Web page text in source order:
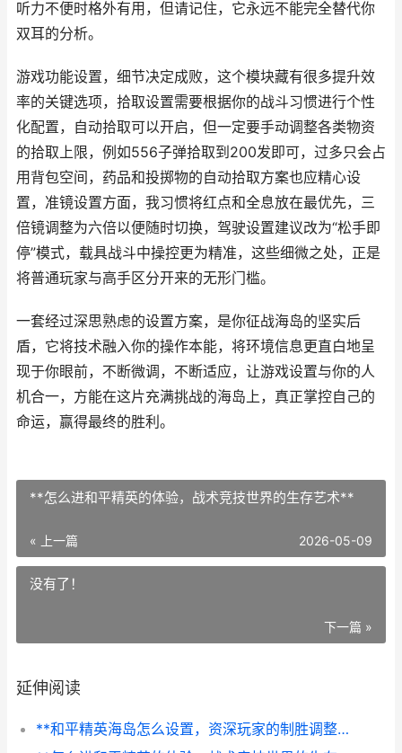
听力不便时格外有用，但请记住，它永远不能完全替代你
双耳的分析。
游戏功能设置，细节决定成败，这个模块藏有很多提升效
率的关键选项，拾取设置需要根据你的战斗习惯进行个性
化配置，自动拾取可以开启，但一定要手动调整各类物资
的拾取上限，例如556子弹拾取到200发即可，过多只会占
用背包空间，药品和投掷物的自动拾取方案也应精心设
置，准镜设置方面，我习惯将红点和全息放在最优先，三
倍镜调整为六倍以便随时切换，驾驶设置建议改为“松手即
停”模式，载具战斗中操控更为精准，这些细微之处，正是
将普通玩家与高手区分开来的无形门槛。
一套经过深思熟虑的设置方案，是你征战海岛的坚实后
盾，它将技术融入你的操作本能，将环境信息更直白地呈
现于你眼前，不断微调，不断适应，让游戏设置与你的人
机合一，方能在这片充满挑战的海岛上，真正掌控自己的
命运，赢得最终的胜利。
**怎么进和平精英的体验，战术竞技世界的生存艺术**
« 上一篇 2026-05-09
没有了！
下一篇 »
延伸阅读
**和平精英海岛怎么设置，资深玩家的制胜调整指南，副标题，从画面到操作的全方位优化解析**